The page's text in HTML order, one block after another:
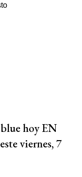
hoy EN
viernes, 7